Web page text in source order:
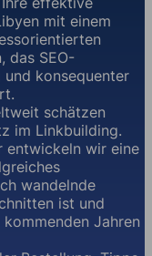
mit einem
das SEO-
konsequenter
schätzen
im Linkbuilding.
entwickeln wir eine
wandelnde
ist und
Jahren